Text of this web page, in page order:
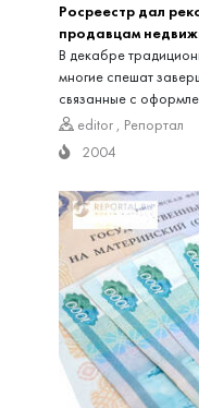
Росреестр дал
продавцам
В декабре
многие спешат
связанные с
editor , Репортал
2004